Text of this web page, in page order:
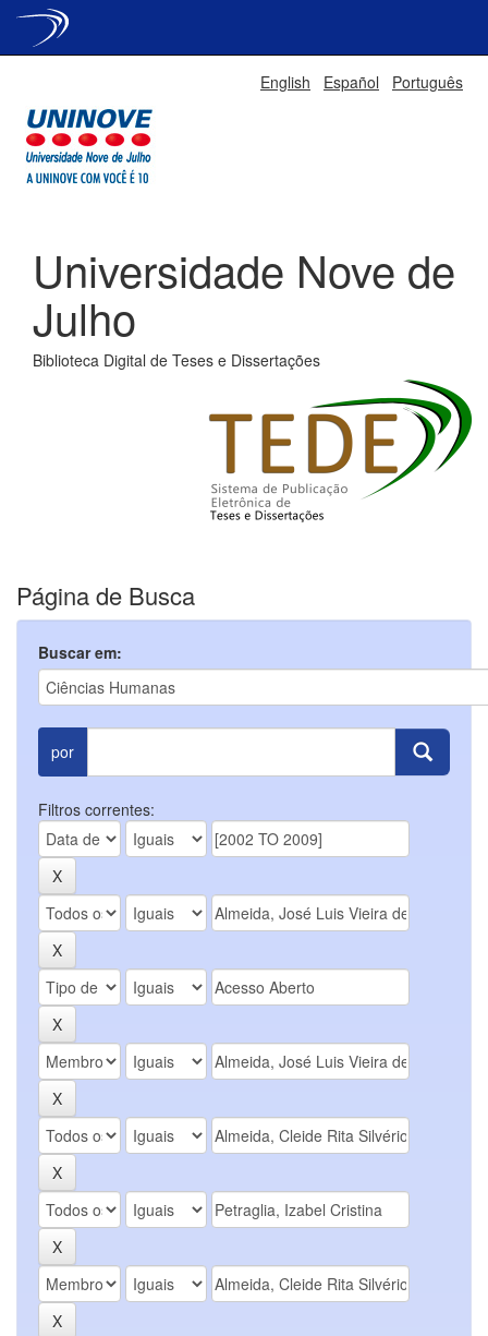
English Español Português
Universidade Nove de
Julho
Biblioteca Digital de Teses e Dissertações
Página de Busca
Buscar em:
por
Filtros correntes: